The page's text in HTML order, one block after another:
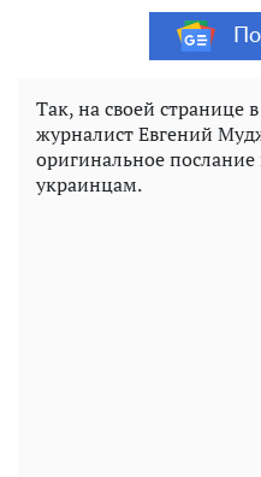
Так, на своей странице
журналист Евгений
оригинальное
украинцам.